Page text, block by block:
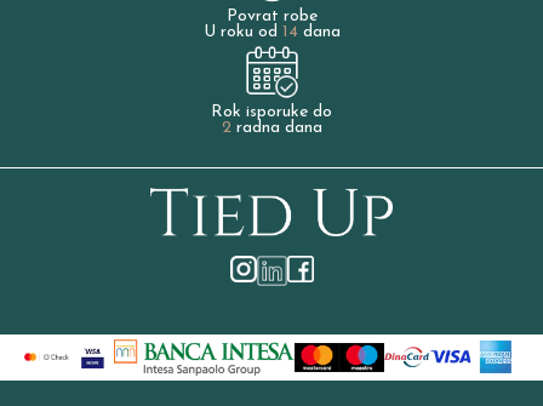
Povrat robe
U roku od 14dana
Rok isporuke do
2radna dana